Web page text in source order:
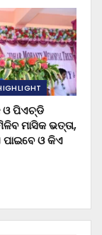
ଓ ପିଏଚ୍‌ଡି
ମାସିକ ଭତ୍ତା,
ପାଇବେ ଓ କିଏ